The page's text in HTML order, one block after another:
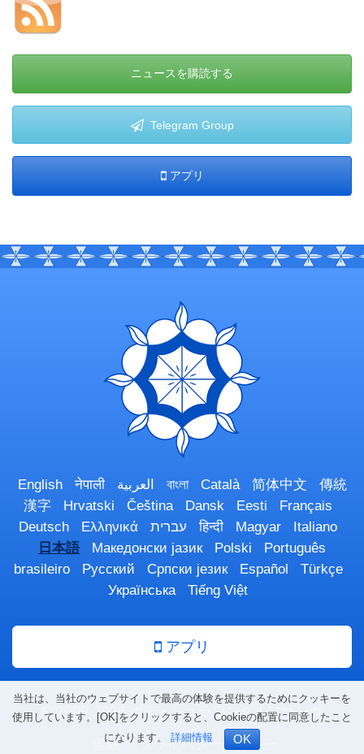
ニュースを購読する
Telegram Group
アプリ
English नेपाली العربية বাংলা Català 简体中文
傳統
漢字
Hrvatski Čeština Dansk Eesti
Français
Deutsch
Ελληνικά עברית हिन्दी Magyar
Italiano
日本語
Македонски јазик Polski
Português
brasileiro
Русский Српски језик Español
Türkçe
Українська
Tiếng Việt
アプリ
© 2009-2026 ボディシュラワンダルマサンガ
接触
プライバシーポリシー
当社は、当社のウェブサイトで最高の体験を提供するためにクッキーを
使用しています。[OK]をクリックすると、Cookieの配置に同意したこと
になります。 詳細情報 OK